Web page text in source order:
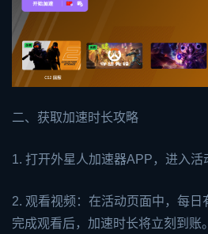
二、获取加速时长攻略
1. 打开外星人加速器APP，进入活
2. 观看视频：在活动页面中，每日
完成观看后，加速时长将立刻到账。